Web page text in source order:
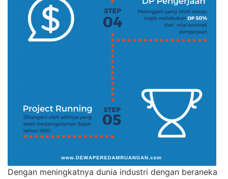
Dengan meningkatnya dunia industri dengan beraneka